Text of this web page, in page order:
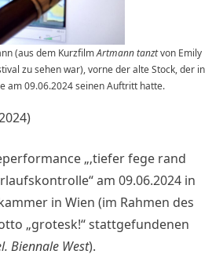
(aus dem KurzfilmArtmann tanztvon Emily
zu sehen war), vorne der alte Stock, der in
am 09.06.2024 seinen Auftritt hatte.
„‚tiefer fege rand
am 09.06.2024 in
in Wien (im Rahmen des
„grotesk!“ stattgefundenen
Biennale West).